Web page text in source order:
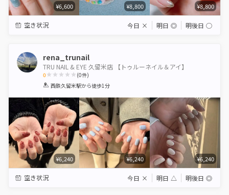
¥6,600 ¥8,800 ¥8,800
空き状況 今日 × 明日 ◎ 明後日 ◯
rena_trunail
TRU NAIL & EYE 久留米店 【トゥルーネイル＆アイ】
0
1 2 3 4 5
(0件)
西鉄久留米駅から徒歩1分
¥6,240 ¥6,240 ¥6,240
空き状況 今日 × 明日 △ 明後日 ◎